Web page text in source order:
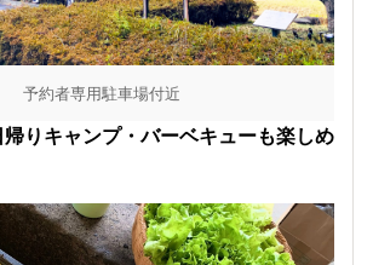
予約者専用駐車場付近
りキャンプ・バーベキューも楽しめ